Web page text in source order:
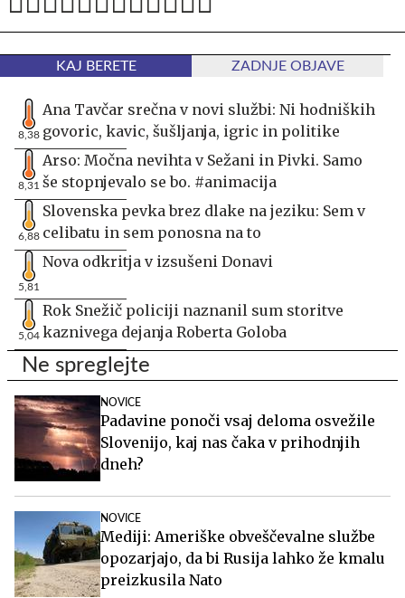
KAJ BERETE ZADNJE OBJAVE
8,38
Ana Tavčar srečna v novi službi: Ni hodniških
govoric, kavic, šušljanja, igric in politike
8,31
Arso: Močna nevihta v Sežani in Pivki. Samo
še stopnjevalo se bo. #animacija
6,88
Slovenska pevka brez dlake na jeziku: Sem v
celibatu in sem ponosna na to
5,81
Nova odkritja v izsušeni Donavi
5,04
Rok Snežič policiji naznanil sum storitve
kaznivega dejanja Roberta Goloba
Ne spreglejte
NOVICE
Padavine ponoči vsaj deloma osvežile
Slovenijo, kaj nas čaka v prihodnjih
dneh?
NOVICE
Mediji: Ameriške obveščevalne službe
opozarjajo, da bi Rusija lahko že kmalu
preizkusila Nato